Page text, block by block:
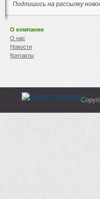
Подпишись на рассылку
О компании
О нас
Новости
Контакты